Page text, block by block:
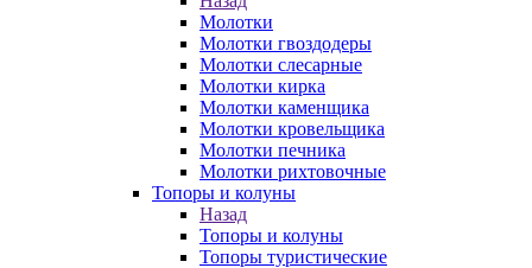
Молотки
Молотки гвоздодеры
Молотки слесарные
Молотки кирка
Молотки каменщика
Молотки кровельщика
Молотки печника
Молотки рихтовочные
Топоры и колуны
Назад
Топоры и колуны
Топоры туристические